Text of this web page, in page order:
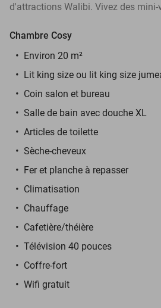
d'attractions Walibi. Vivez des
Chambre Cosy
Environ 20 m²
Lit king size ou lit king size
Coin salon et bureau
Salle de bain avec douche XL
Articles de toilette
Sèche-cheveux
Fer et planche à repasser
Climatisation
Chauffage
Cafetière/théière
Télévision 40 pouces
Coffre-fort
Wifi gratuit